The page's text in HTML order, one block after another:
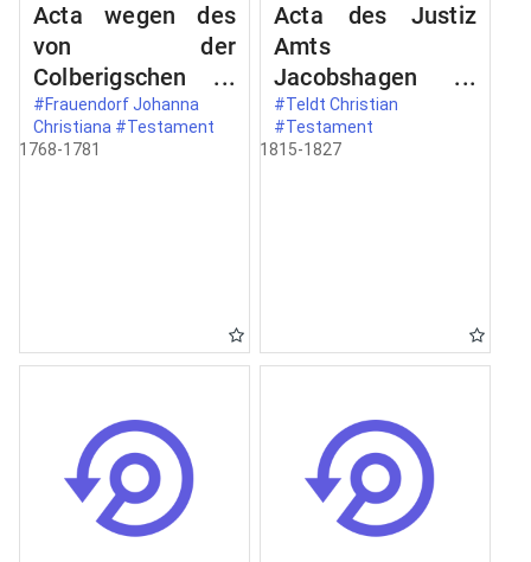
Acta wegen des
von der
Colberigschen
Closter
Conventualien
publikation.
#Frauendorf Johanna
Christiana #Testament
1768-1781
Acta des Justiz
Amts
Jacobshagen
[Dobrzany]
betreffend das
[Odargowo]
#Teldt Christian
#Testament
1815-1827